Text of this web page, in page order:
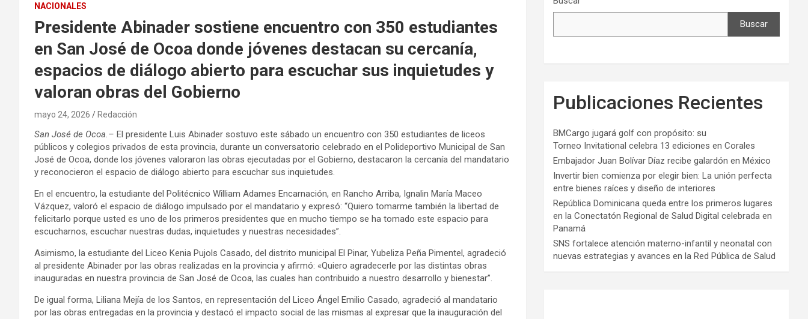
NACIONALES
Presidente Abinader sostiene encuentro con 350 estudiantes
en San José de Ocoa donde jóvenes destacan su cercanía,
espacios de diálogo abierto para escuchar sus inquietudes y
valoran obras del Gobierno
mayo 24, 2026 Redacción
San José de Ocoa.– El presidente Luis Abinader sostuvo este sábado un encuentro con 350 estudiantes de liceos
públicos y colegios privados de esta provincia, durante un conversatorio celebrado en el Polideportivo Municipal de San
José de Ocoa, donde los jóvenes valoraron las obras ejecutadas por el Gobierno, destacaron la cercanía del mandatario
y reconocieron el espacio de diálogo abierto para escuchar sus inquietudes.
En el encuentro, la estudiante del Politécnico William Adames Encarnación, en Rancho Arriba, Ignalin María Maceo
Vázquez, valoró el espacio de diálogo impulsado por el mandatario y expresó: “Quiero tomarme también la libertad de
felicitarlo porque usted es uno de los primeros presidentes que en mucho tiempo se ha tomado este espacio para
escucharnos, escuchar nuestras dudas, inquietudes y nuestras necesidades”.
Asimismo, la estudiante del Liceo Kenia Pujols Casado, del distrito municipal El Pinar, Yubeliza Peña Pimentel, agradeció
al presidente Abinader por las obras realizadas en la provincia y afirmó: «Quiero agradecerle por las distintas obras
inauguradas en nuestra provincia de San José de Ocoa, las cuales han contribuido a nuestro desarrollo y bienestar”.
De igual forma, Liliana Mejía de los Santos, en representación del Liceo Ángel Emilio Casado, agradeció al mandatario
por las obras entregadas en la provincia y destacó el impacto social de las mismas al expresar que la inauguración del
Buscar
Publicaciones Recientes
BMCargo jugará golf con propósito: su
Torneo Invitational celebra 13 ediciones en Corales
Embajador Juan Bolívar Díaz recibe galardón en México
Invertir bien comienza por elegir bien: La unión perfecta
entre bienes raíces y diseño de interiores
República Dominicana queda entre los primeros lugares
en la Conectatón Regional de Salud Digital celebrada en
Panamá
SNS fortalece atención materno-infantil y neonatal con
nuevas estrategias y avances en la Red Pública de Salud